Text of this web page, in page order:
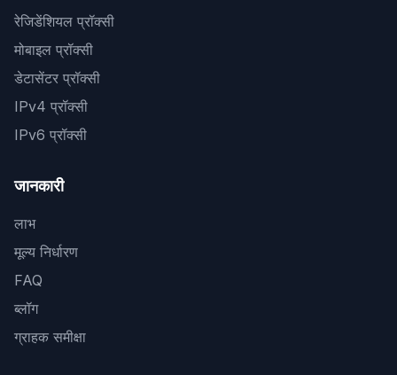
रेजिडेंशियल प्रॉक्सी
मोबाइल प्रॉक्सी
डेटासेंटर प्रॉक्सी
IPv4 प्रॉक्सी
IPv6 प्रॉक्सी
जानकारी
लाभ
मूल्य निर्धारण
FAQ
ब्लॉग
ग्राहक समीक्षा